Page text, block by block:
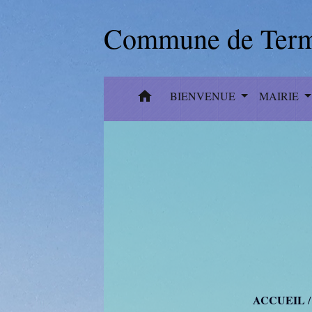
Commune de
home BIENVENUE MAIRIE
ACCUEIL /